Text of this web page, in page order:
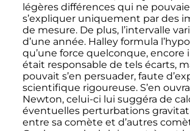
légères différences qui ne
s’expliquer uniquement par des
de mesure. De plus, l’intervalle
d’une année. Halley formula
qu’une force quelconque, encore
était responsable de tels écarts,
pouvait s’en persuader, faute
scientifique rigoureuse. S’en
Newton, celui-ci lui suggéra de
éventuelles perturbations
entre sa comète et d’autres